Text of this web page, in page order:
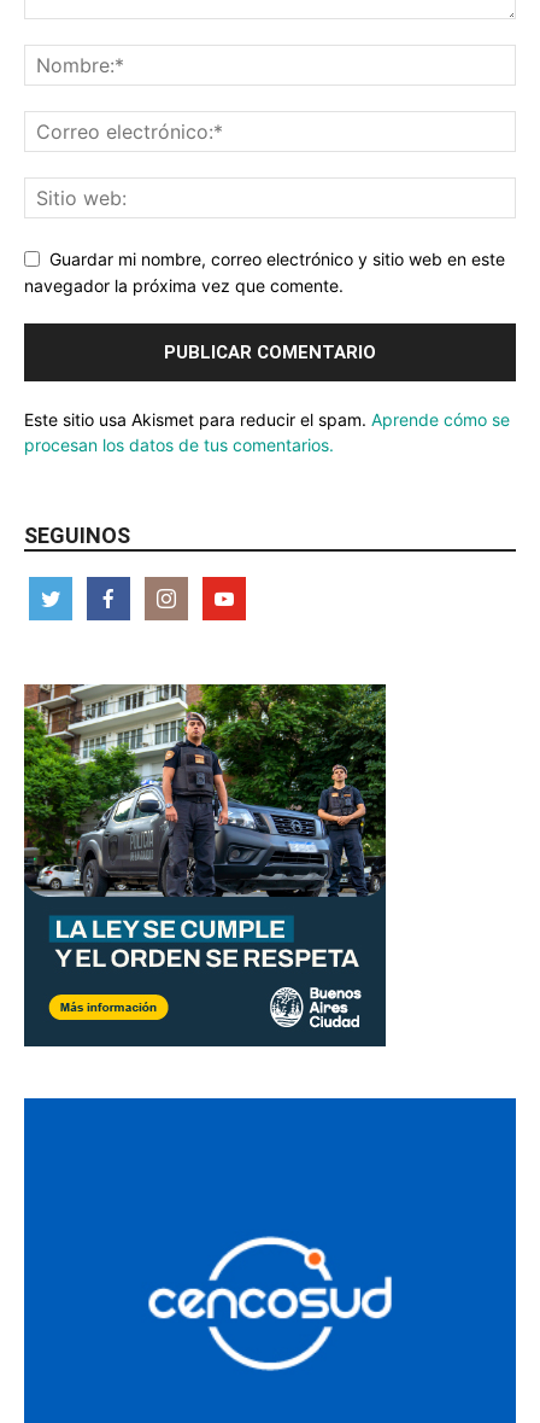
Guardar mi nombre, correo electrónico y sitio web en este
navegador la próxima vez que comente.
Este sitio usa Akismet para reducir el spam. Aprende cómo se
procesan los datos de tus comentarios.
SEGUINOS